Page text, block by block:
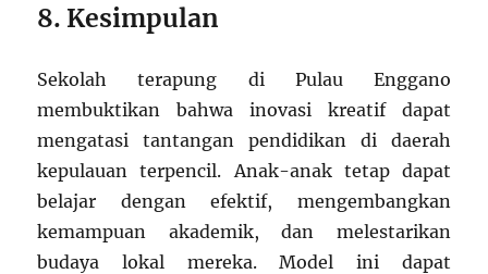
8. Kesimpulan
Sekolah terapung di Pulau Enggano
membuktikan bahwa inovasi kreatif dapat
mengatasi tantangan pendidikan di daerah
kepulauan terpencil. Anak-anak tetap dapat
belajar dengan efektif, mengembangkan
kemampuan akademik, dan melestarikan
budaya lokal mereka. Model ini dapat